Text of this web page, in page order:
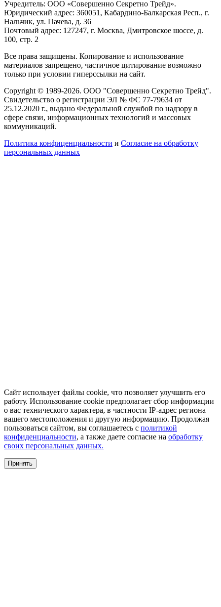
Учредитель: ООО «Совершенно Секретно Трейд».
Юридический адрес: 360051, Кабардино-Балкарская Респ., г.
Нальчик, ул. Пачева, д. 36
Почтовый адрес: 127247, г. Москва, Дмитровское шоссе, д.
100, стр. 2
Все права защищены. Копирование и использование
материалов запрещено, частичное цитирование возможно
только при условии гиперссылки на сайт.
Copyright © 1989-2026. ООО "Совершенно Секретно Трейд".
Свидетельство о регистрации ЭЛ № ФС 77-79634 от
25.12.2020 г., выдано Федеральной службой по надзору в
сфере связи, информационных технологий и массовых
коммуникаций.
Политика конфиценциальности и Согласие на обработку
персональных данных
Сайт использует файлы cookie, что позволяет улучшить его
работу. Использование cookie предполагает сбор информации
о вас технического характера, в частности IP-адрес региона
вашего местоположения и другую информацию. Продолжая
пользоваться сайтом, вы соглашаетесь с политикой
конфиденциальности, а также даете согласие на обработку
своих персональных данных.
Принять